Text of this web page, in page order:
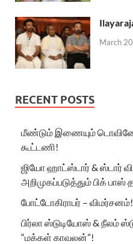
March
RECENT POSTS
மீண்டும் இணையும்
கூட்டணி!
ஜியோ ஹாட்ஸ்டார் & ஸ்டார்
அறிமுகப்படுத்தும் பிக் பாஸ்
போட்டோகிராபர் – விமர்சனம்!
பிர்லா ஸ்டுடியோஸ் & நீலம்
“மக்கள் காவலன்”!